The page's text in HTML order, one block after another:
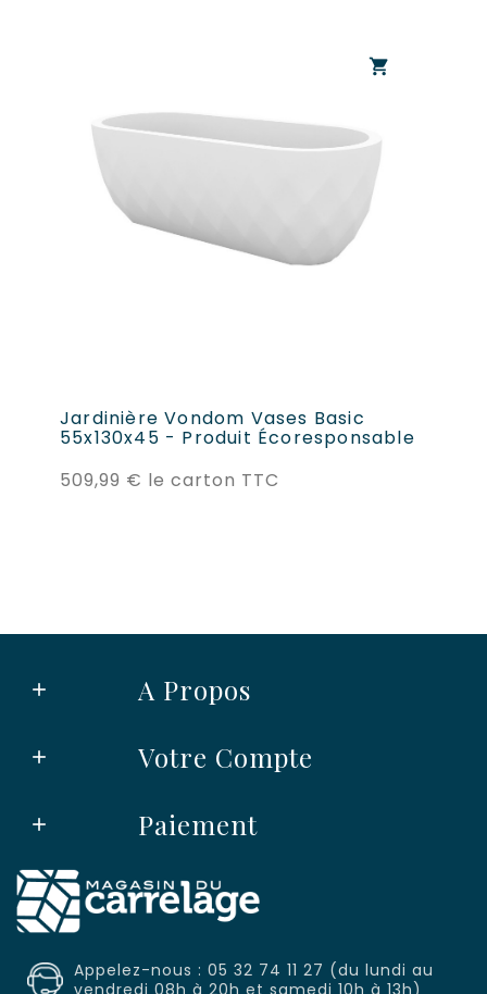
Jardinière Vondom Vases Basic
55x130x45 - Produit Écoresponsable
509,99 € le carton TTC
shopping_cart
A Propos

Votre Compte

Paiement

Appelez-nous : 05 32 74 11 27 (du lundi au